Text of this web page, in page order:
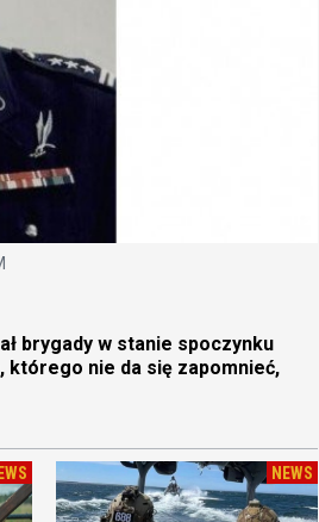
brygady w stanie spoczynku
którego nie da się zapomnieć,
NEWS